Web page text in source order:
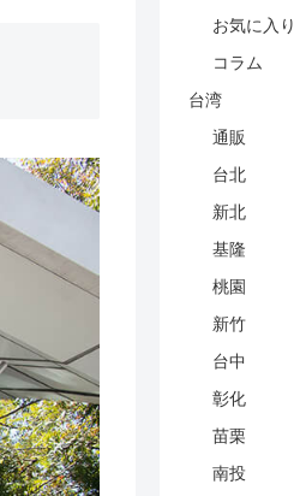
お気に入り
コラム
台湾
通販
台北
新北
基隆
桃園
新竹
台中
彰化
苗栗
南投